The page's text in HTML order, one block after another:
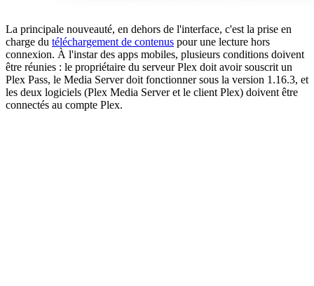
La principale nouveauté, en dehors de l'interface, c'est la prise en
charge du téléchargement de contenus pour une lecture hors
connexion. À l'instar des apps mobiles, plusieurs conditions doivent
être réunies : le propriétaire du serveur Plex doit avoir souscrit un
Plex Pass, le Media Server doit fonctionner sous la version 1.16.3, et
les deux logiciels (Plex Media Server et le client Plex) doivent être
connectés au compte Plex.